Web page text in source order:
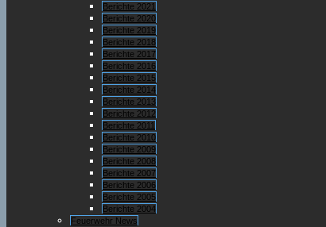
Berichte 2021
Berichte 2020
Berichte 2019
Berichte 2018
Berichte 2017
Berichte 2016
Berichte 2015
Berichte 2014
Berichte 2013
Berichte 2012
Berichte 2011
Berichte 2010
Berichte 2009
Berichte 2008
Berichte 2007
Berichte 2006
Berichte 2005
Berichte 2004
Feuerwehr News